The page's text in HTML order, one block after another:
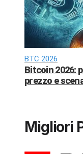
BTC 2026
Bitcoin 2026:
prezzo e
Migliori